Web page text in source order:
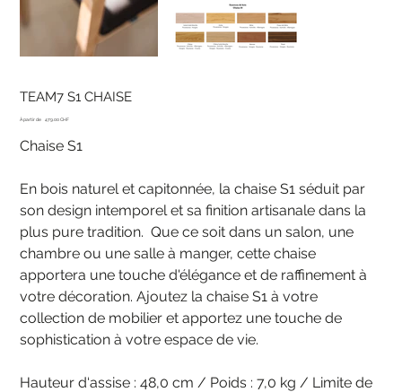
TEAM7 S1 CHAISE
À partir de Prix
479.00 CHF
Chaise S1
En bois naturel et capitonnée, la chaise S1 séduit par
son design intemporel et sa finition artisanale dans la
plus pure tradition. Que ce soit dans un salon, une
chambre ou une salle à manger, cette chaise
apportera une touche d'élégance et de raffinement à
votre décoration. Ajoutez la chaise S1 à votre
collection de mobilier et apportez une touche de
sophistication à votre espace de vie.
Hauteur d‘assise : 48,0 cm / Poids : 7,0 kg / Limite de